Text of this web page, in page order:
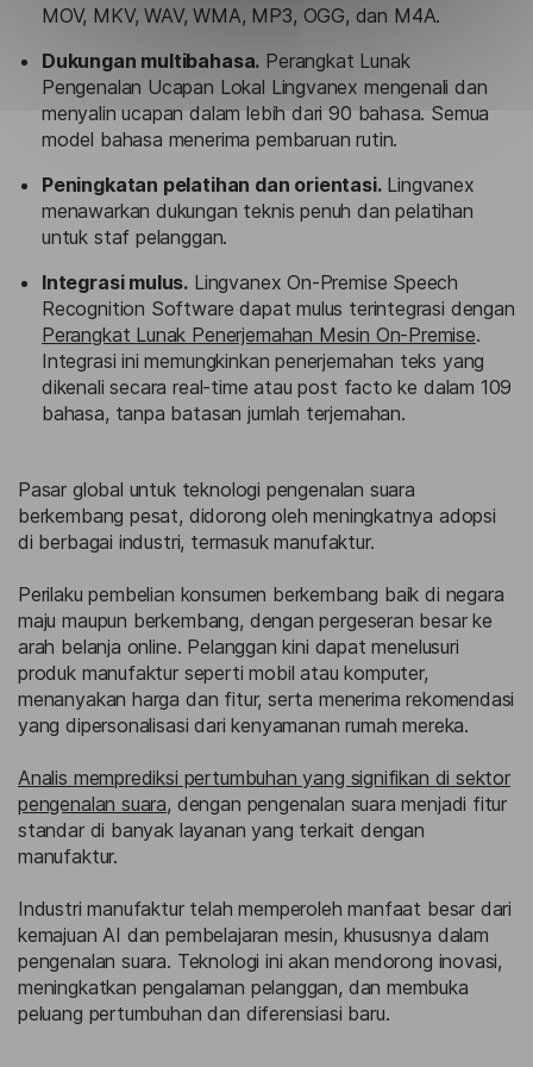
MOV, MKV, WAV, WMA, MP3, OGG, dan M4A.
Dukungan multibahasa. Perangkat Lunak
Pengenalan Ucapan Lokal Lingvanex mengenali dan
menyalin ucapan dalam lebih dari 90 bahasa. Semua
model bahasa menerima pembaruan rutin.
Peningkatan pelatihan dan orientasi.Lingvanex
menawarkan dukungan teknis penuh dan pelatihan
untuk staf pelanggan.
Integrasi mulus. Lingvanex On-Premise Speech
Recognition Software dapat mulus terintegrasi dengan
Perangkat Lunak Penerjemahan Mesin On-Premise.
Integrasi ini memungkinkan penerjemahan teks yang
dikenali secara real-time atau post facto ke dalam 109
bahasa, tanpa batasan jumlah terjemahan.
Pasar global untuk teknologi pengenalan suara
berkembang pesat, didorong oleh meningkatnya adopsi
di berbagai industri, termasuk manufaktur.
Perilaku pembelian konsumen berkembang baik di negara
maju maupun berkembang, dengan pergeseran besar ke
arah belanja online. Pelanggan kini dapat menelusuri
produk manufaktur seperti mobil atau komputer,
menanyakan harga dan fitur, serta menerima rekomendasi
yang dipersonalisasi dari kenyamanan rumah mereka.
Analis memprediksi pertumbuhan yang signifikan di sektor
pengenalan suara, dengan pengenalan suara menjadi fitur
standar di banyak layanan yang terkait dengan
manufaktur.
Industri manufaktur telah memperoleh manfaat besar dari
kemajuan AI dan pembelajaran mesin, khususnya dalam
pengenalan suara. Teknologi ini akan mendorong inovasi,
meningkatkan pengalaman pelanggan, dan membuka
peluang pertumbuhan dan diferensiasi baru.